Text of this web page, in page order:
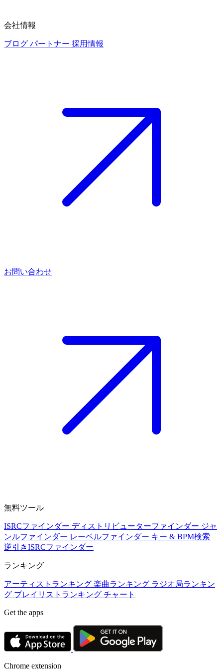
会社情報
ブログ パートナー 採用情報
お問い合わせ
無料ツール
ISRCファインダー ディストリビューターファインダー ジャ
ンルファインダー レーベルファインダー キー & BPM検索
逆引きISRCファインダー
ランキング
アーティストランキング 楽曲ランキング ラジオ局ランキン
グ プレイリストランキング チャート
Get the apps
Chrome extension